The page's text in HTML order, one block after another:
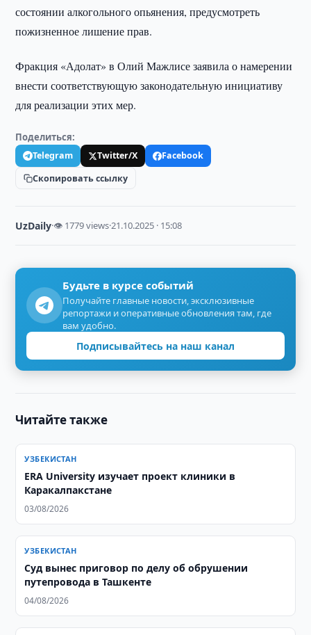
состоянии алкогольного опьянения, предусмотреть
пожизненное лишение прав.
Фракция «Адолат» в Олий Мажлисе заявила о намерении
внести соответствующую законодательную инициативу
для реализации этих мер.
Поделиться:
Telegram Twitter/X
Facebook
Скопировать ссылку
UzDaily·👁 1779 views·21.10.2025 · 15:08
Будьте в курсе событий
Получайте главные новости, эксклюзивные
репортажи и оперативные обновления там, где
вам удобно.
Подписывайтесь на наш канал
Читайте также
УЗБЕКИСТАН
ERA University изучает проект клиники в
Каракалпакстане
03/08/2026
УЗБЕКИСТАН
Суд вынес приговор по делу об обрушении
путепровода в Ташкенте
04/08/2026